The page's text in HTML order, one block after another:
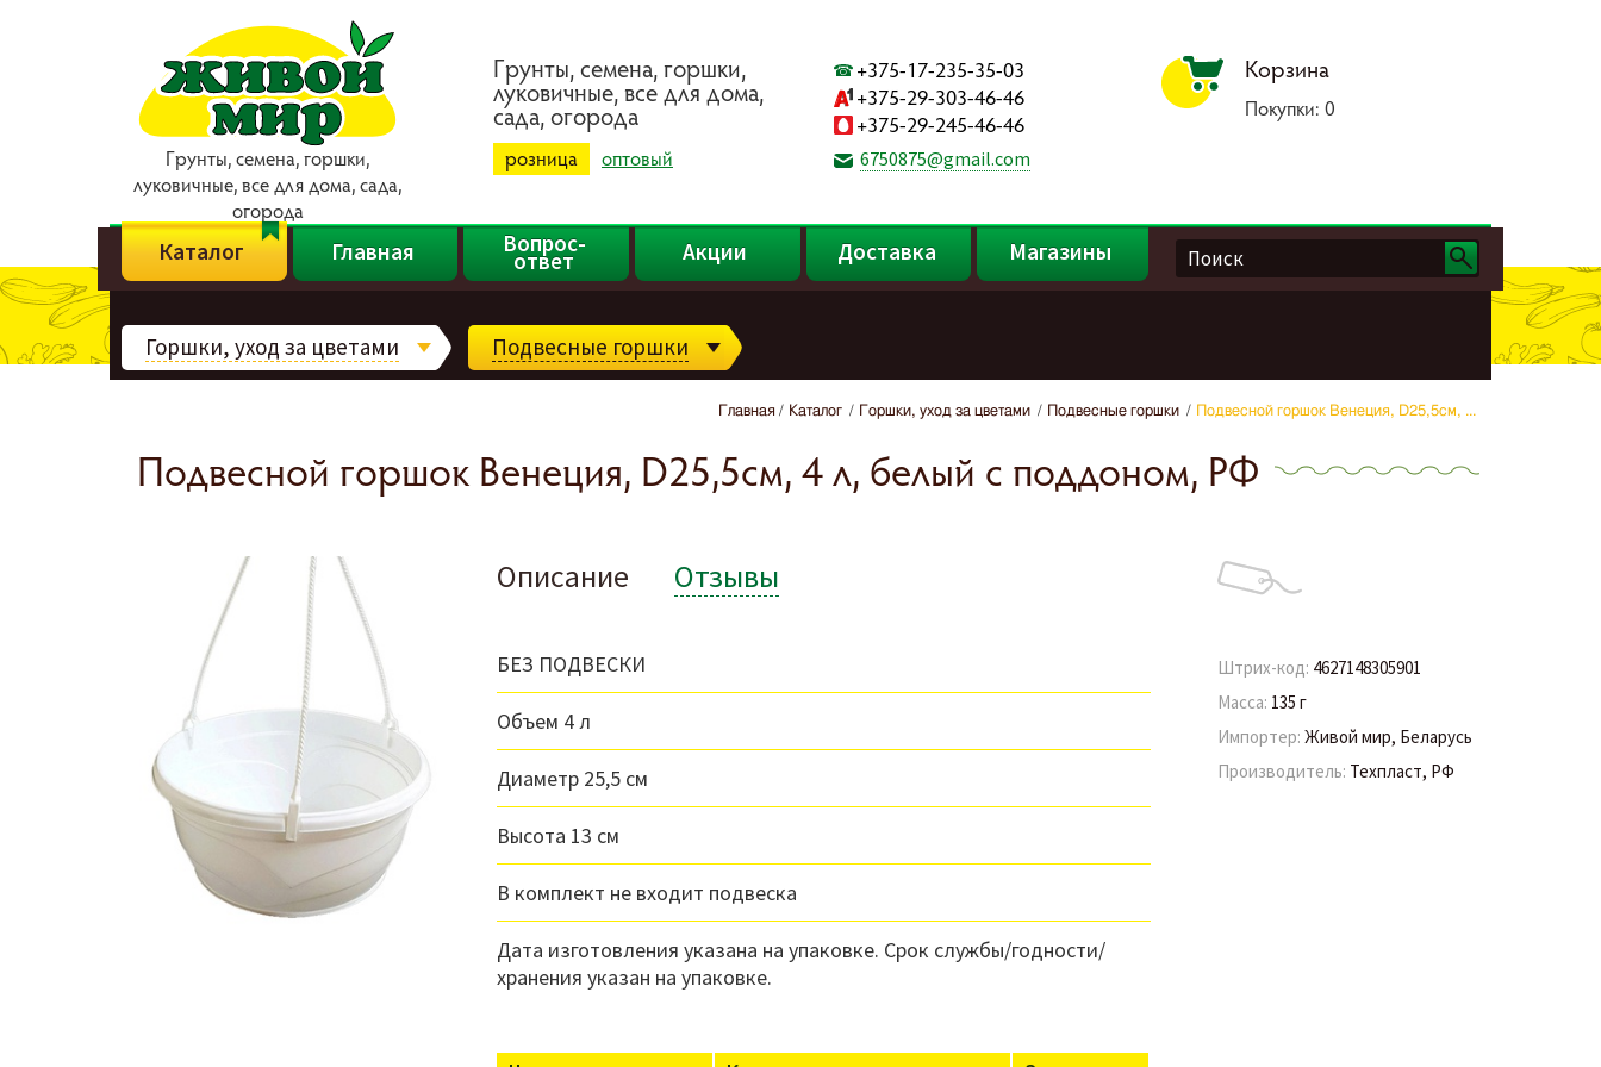
Гpyнты, ceмeнa, гopшки,
лyкoвичныe, вce для дoмa, caдa,
oгopoдa
Гpyнты, ceмeнa, гopшки,
лyкoвичныe, вce для дoмa,
caдa, oгopoдa
розница оптовый
+375-17-235-35-03
+375-29-303-46-46
+375-29-245-46-46
6750875@gmail.com
Корзина
Покупки:0
Каталог Главная Вопрос-
ответ Акции Доставка Магазины
Горшки, уход за цветами Подвесные горшки
Главная Каталог Горшки, уход за цветами Подвесные горшки Подвесной горшок Венеция, D25,5см, ...
Подвесной горшок Венеция, D25,5см, 4 л, белый с поддоном, РФ
Штрих-код: 4627148305901
Масса: 135 г
Импортер: Живой мир, Беларусь
Производитель: Техпласт, РФ
Описание Отзывы
БЕЗ ПОДВЕСКИ
Объем 4 л
Диаметр 25,5 см
Высота 13 см
В комплект не входит подвеска
Дата изготовления указана на упаковке. Срок службы/годности/
хранения указан на упаковке.